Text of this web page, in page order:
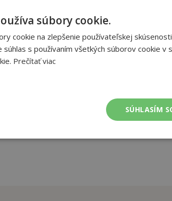
vášho dieťaťa. Obrázkové puzzle, sú
zručnosti a trpezlivosti. Počet dielov:
puzzle
súbory cookie.
cookie na zlepšenie používateľskej
s používaním všetkých súborov cookie v
Prečítať viac
SÚHLASÍM